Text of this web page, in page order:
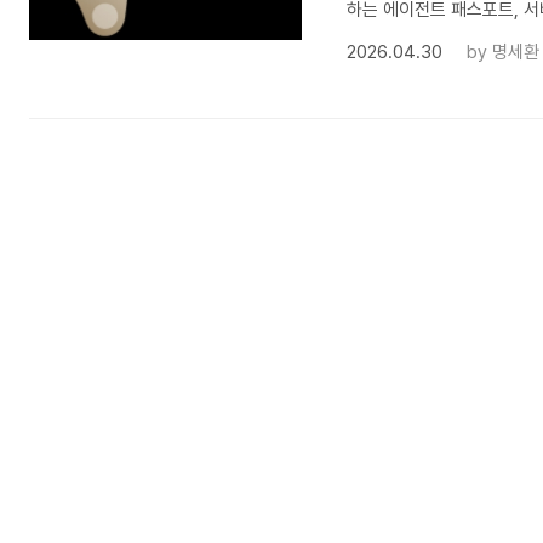
하는 에이전트 패스포트,
2026.04.30
by 명세